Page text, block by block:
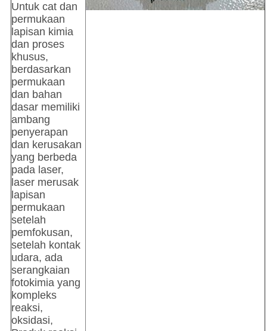
Untuk cat dan
permukaan
lapisan kimia
dan proses
khusus,
berdasarkan
permukaan
dan bahan
dasar memiliki
ambang
penyerapan
dan kerusakan
yang berbeda
pada laser,
laser merusak
lapisan
permukaan
setelah
pemfokusan,
setelah kontak
udara, ada
serangkaian
fotokimia yang
kompleks
reaksi,
oksidasi,